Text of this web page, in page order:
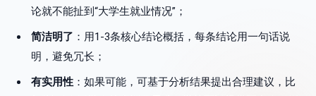
论就不能扯到“大学生就业情况”；
简洁明了 ：用1-3条核心结论概括，每条结论用一句话说
明，避免冗长；
有实用性 ：如果可能，可基于分析结果提出合理建议，比